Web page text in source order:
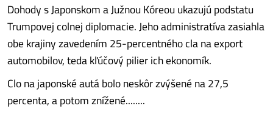
Dohody s Japonskom a Južnou Kóreou ukazujú podstatu
Trumpovej colnej diplomacie. Jeho administratíva zasiahla
obe krajiny zavedením 25-percentného cla na export
automobilov, teda kľúčový pilier ich ekonomík.
Clo na japonské autá bolo neskôr zvýšené na 27,5
percenta, a potom znížené........